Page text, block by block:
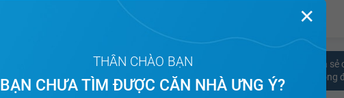
Tham khảo ý kiến chia sẻ
10.000 cư dân trên cộng
✕
THÂN CHÀO BẠN
BẠN CHƯA TÌM ĐƯỢC CĂN NHÀ ƯNG Ý?